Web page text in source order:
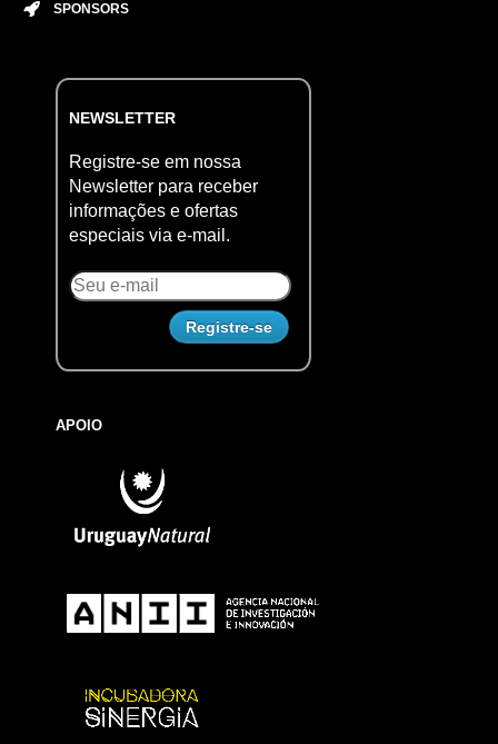
SPONSORS
NEWSLETTER
Registre-se em nossa
Newsletter para receber
informações e ofertas
especiais via e-mail.
APOIO